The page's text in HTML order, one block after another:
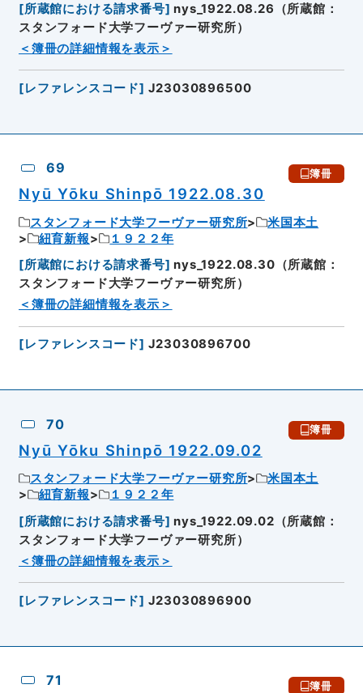
[所蔵館における請求番号] nys_1922.08.26（所蔵館：
スタンフォード大学フーヴァー研究所）
＜簿冊の詳細情報を表示＞
[レファレンスコード] J23030896500
69 簿冊
Nyū Yōku Shinpō 1922.08.30
スタンフォード大学フーヴァー研究所
米国本土
紐育新報
１９２２年
[所蔵館における請求番号] nys_1922.08.30（所蔵館：
スタンフォード大学フーヴァー研究所）
＜簿冊の詳細情報を表示＞
[レファレンスコード] J23030896700
70 簿冊
Nyū Yōku Shinpō 1922.09.02
スタンフォード大学フーヴァー研究所
米国本土
紐育新報
１９２２年
[所蔵館における請求番号] nys_1922.09.02（所蔵館：
スタンフォード大学フーヴァー研究所）
＜簿冊の詳細情報を表示＞
[レファレンスコード] J23030896900
71 簿冊